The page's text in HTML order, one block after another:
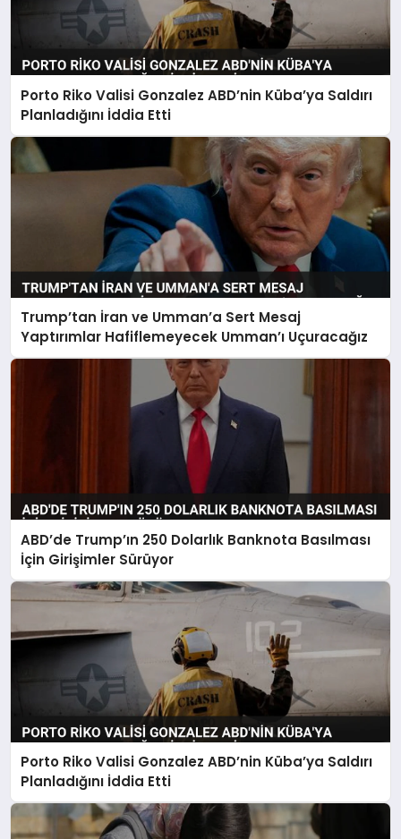
Porto Riko Valisi Gonzalez ABD’nin Küba’ya Saldırı
Planladığını İddia Etti
Trump’tan İran ve Umman’a Sert Mesaj
Yaptırımlar Hafiflemeyecek Umman’ı Uçuracağız
ABD’de Trump’ın 250 Dolarlık Banknota Basılması
İçin Girişimler Sürüyor
Porto Riko Valisi Gonzalez ABD’nin Küba’ya Saldırı
Planladığını İddia Etti